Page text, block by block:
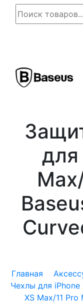
для
Главная
Чехлы для iPhone
XS Max/11 Pro